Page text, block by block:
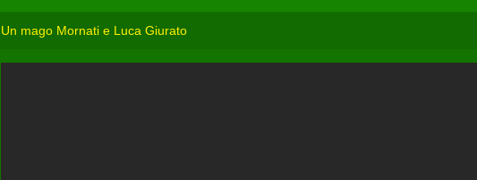
Un mago Mornati e Luca Giurato